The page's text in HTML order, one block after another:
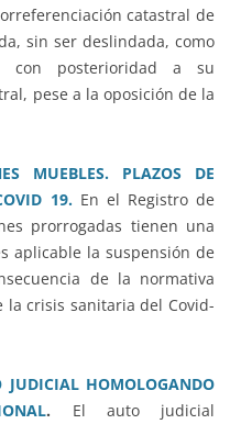
catastral de
sin ser deslindada, como
con posterioridad a su
pese a la oposición de la
MUEBLES. PLAZOS DE
19. En el Registro de
prorrogadas tienen una
aplicable la suspensión de
de la normativa
la crisis sanitaria del Covid-
HOMOLOGANDO
. El auto judicial